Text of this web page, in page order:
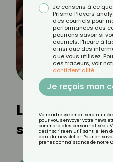
Les noix de
sont-elles
Je consens à ce
Prisma Players
des courriels pour
performances des
pourrons savoir si
courriels, l'heure à
ainsi que des
que vous utilisez.
ces traceurs, voir
confidentialité.
Je reçois mon
Votre adresse email sera
pour vous envoyer votre
commerciales personnalisées.
désinscrire en utilisant le lien
dans la newsletter. Pour en
prenez connaissance de notre